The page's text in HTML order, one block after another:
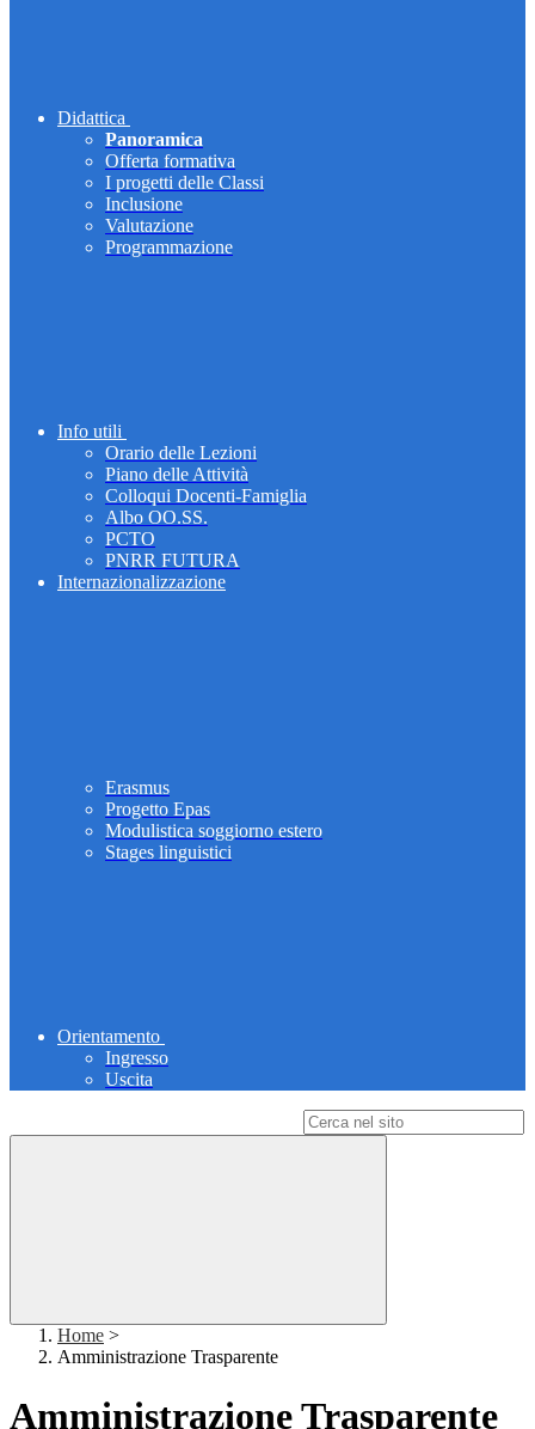
Didattica
Panoramica
Offerta formativa
I progetti delle Classi
Inclusione
Valutazione
Programmazione
Info utili
Orario delle Lezioni
Piano delle Attività
Colloqui Docenti-Famiglia
Albo OO.SS.
PCTO
PNRR FUTURA
Internazionalizzazione
Erasmus
Progetto Epas
Modulistica soggiorno estero
Stages linguistici
Orientamento
Ingresso
Uscita
Home >
Amministrazione Trasparente
Amministrazione Trasparente